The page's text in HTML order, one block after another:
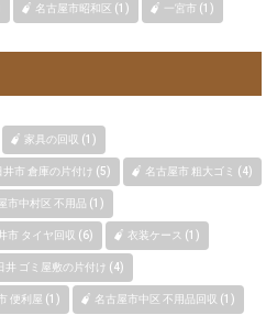
名古屋市昭和区 (1) 一宮市 (1)
家具の回収 (1)
井市 倉庫の片付け (5) 名古屋市 粗大ゴミ (4)
市中村区 不用品 (1)
市 タイヤ回収 (6) 衣装ケース (1)
井 ゴミ屋敷の片付け (4)
便利屋 (1) 名古屋市中区 不用品回収 (1)